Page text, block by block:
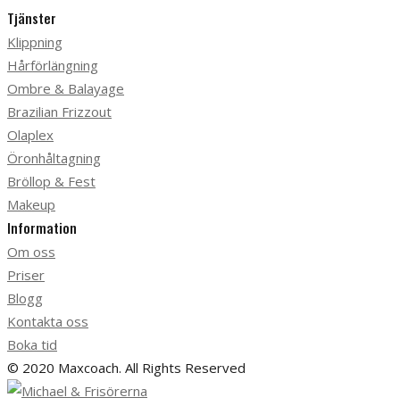
Tjänster
Klippning
Hårförlängning
Ombre & Balayage
Brazilian Frizzout
Olaplex
Öronhåltagning
Bröllop & Fest
Makeup
Information
Om oss
Priser
Blogg
Kontakta oss
Boka tid
© 2020 Maxcoach. All Rights Reserved